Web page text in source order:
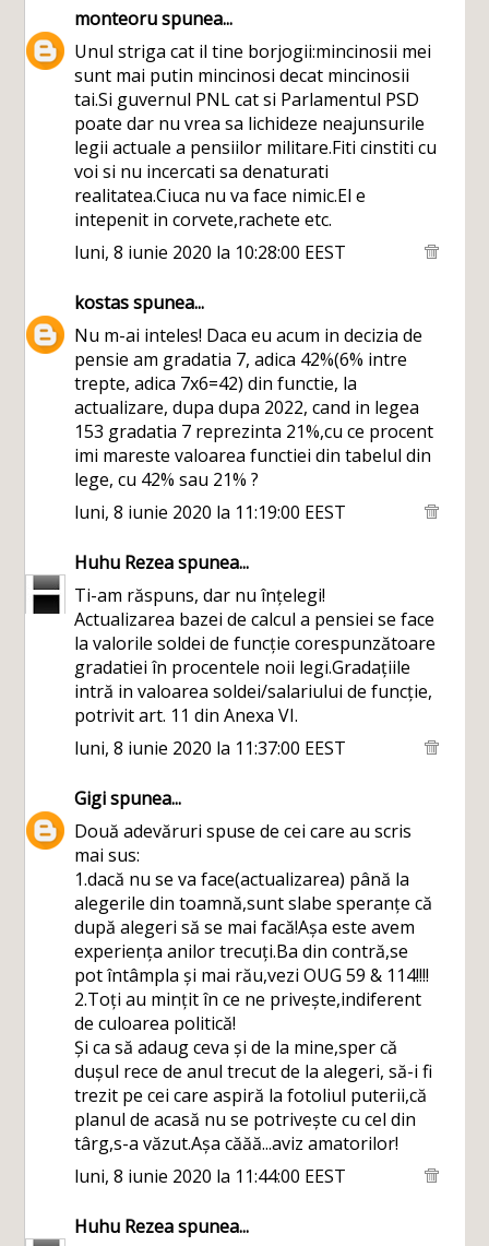
monteoruspunea...
Unul striga cat il tine borjogii:mincinosii mei
sunt mai putin mincinosi decat mincinosii
tai.Si guvernul PNL cat si Parlamentul PSD
poate dar nu vrea sa lichideze neajunsurile
legii actuale a pensiilor militare.Fiti cinstiti cu
voi si nu incercati sa denaturati
realitatea.Ciuca nu va face nimic.El e
intepenit in corvete,rachete etc.
luni, 8 iunie 2020 la 10:28:00 EEST
kostasspunea...
Nu m-ai inteles! Daca eu acum in decizia de
pensie am gradatia 7, adica 42%(6% intre
trepte, adica 7x6=42) din functie, la
actualizare, dupa dupa 2022, cand in legea
153 gradatia 7 reprezinta 21%,cu ce procent
imi mareste valoarea functiei din tabelul din
lege, cu 42% sau 21% ?
luni, 8 iunie 2020 la 11:19:00 EEST
Huhu Rezeaspunea...
Ti-am răspuns, dar nu înțelegi!
Actualizarea bazei de calcul a pensiei se face
la valorile soldei de funcție corespunzătoare
gradatiei în procentele noii legi.Gradațiile
intră in valoarea soldei/salariului de funcție,
potrivit art. 11 din Anexa VI.
luni, 8 iunie 2020 la 11:37:00 EEST
Gigispunea...
Două adevăruri spuse de cei care au scris
mai sus:
1.dacă nu se va face(actualizarea) până la
alegerile din toamnă,sunt slabe speranțe că
după alegeri să se mai facă!Așa este avem
experiența anilor trecuți.Ba din contră,se
pot întâmpla și mai rău,vezi OUG 59 & 114!!!!
2.Toți au mințit în ce ne privește,indiferent
de culoarea politică!
Și ca să adaug ceva și de la mine,sper că
dușul rece de anul trecut de la alegeri, să-i fi
trezit pe cei care aspiră la fotoliul puterii,că
planul de acasă nu se potrivește cu cel din
târg,s-a văzut.Așa căăă...aviz amatorilor!
luni, 8 iunie 2020 la 11:44:00 EEST
Huhu Rezeaspunea...